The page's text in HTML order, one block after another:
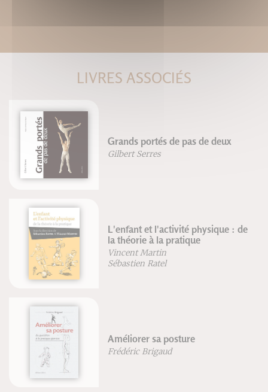
LIVRES ASSOCIÉS
Grands portés de pas de deux
Gilbert Serres
L'enfant et l'activité physique : de
la théorie à la pratique
Vincent Martin
Sébastien Ratel
Améliorer sa posture
Frédéric Brigaud